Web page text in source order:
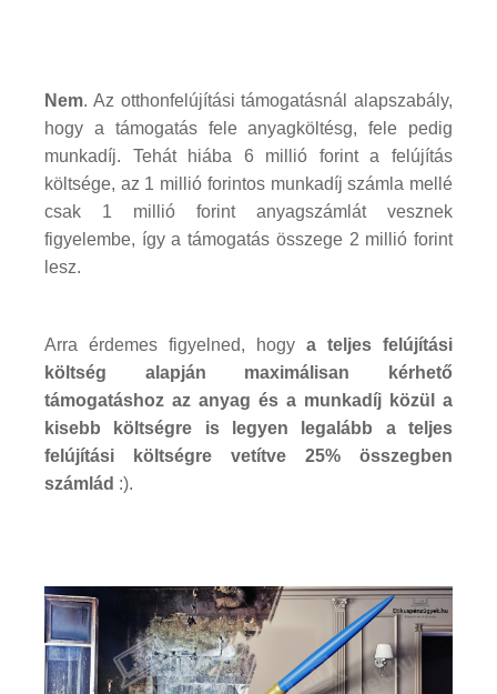
Nem. Az otthonfelújítási támogatásnál alapszabály,
hogy a támogatás fele anyagköltésg, fele pedig
munkadíj. Tehát hiába 6 millió forint a felújítás
költsége, az 1 millió forintos munkadíj számla mellé
csak 1 millió forint anyagszámlát vesznek
figyelembe, így a támogatás összege 2 millió forint
lesz.
Arra érdemes figyelned, hogy a teljes felújítási
költség alapján maximálisan kérhető
támogatáshoz az anyag és a munkadíj közül a
kisebb költségre is legyen legalább a teljes
felújítási költségre vetítve 25% összegben
számlád :).